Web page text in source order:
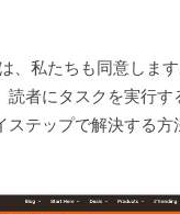
、私たちも同意しま
読者にタスクを実行す
ステップで解決する方